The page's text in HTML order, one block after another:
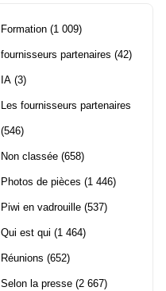
Formation (1 009)
fournisseurs partenaires (42)
IA (3)
Les fournisseurs partenaires
(546)
Non classée (658)
Photos de pièces (1 446)
Piwi en vadrouille (537)
Qui est qui (1 464)
Réunions (652)
Selon la presse (2 667)